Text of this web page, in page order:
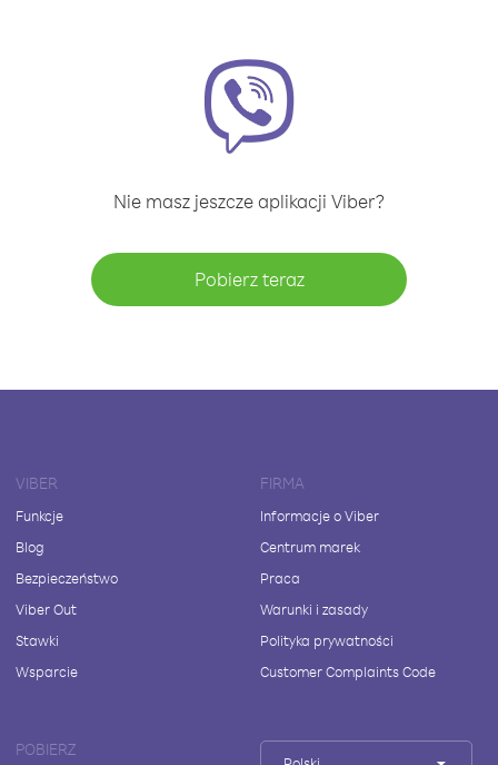
Nie masz jeszcze aplikacji Viber?
Pobierz teraz
VIBER
Funkcje
Blog
Bezpieczeństwo
Viber Out
Stawki
Wsparcie
FIRMA
Informacje o Viber
Centrum marek
Praca
Warunki i zasady
Polityka prywatności
Customer Complaints Code
POBIERZ